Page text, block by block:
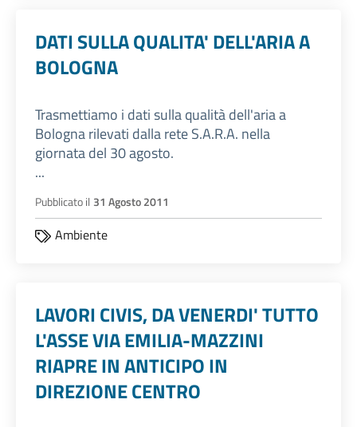
DATI SULLA QUALITA' DELL'ARIA A
BOLOGNA
Trasmettiamo i dati sulla qualità dell'aria a
Bologna rilevati dalla rete S.A.R.A. nella
giornata del 30 agosto.
...
Pubblicato il 31 Agosto 2011
Ambiente
LAVORI CIVIS, DA VENERDI' TUTTO
L'ASSE VIA EMILIA-MAZZINI
RIAPRE IN ANTICIPO IN
DIREZIONE CENTRO